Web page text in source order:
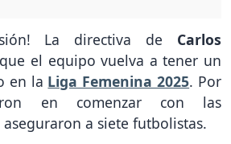
La directiva de Carlos
el equipo vuelva a tener un
en la Liga Femenina 2025. Por
en comenzar con las
a siete futbolistas.